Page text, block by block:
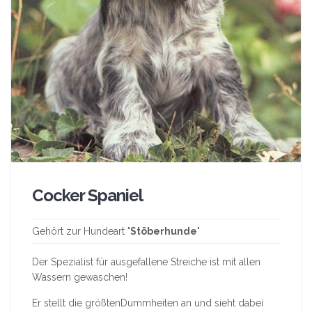
Cocker Spaniel
Gehört zur Hundeart "Stöberhunde"
Der Spezialist für ausgefallene Streiche ist mit allen
Wassern gewaschen!
Er stellt die größtenDummheiten an und sieht dabei